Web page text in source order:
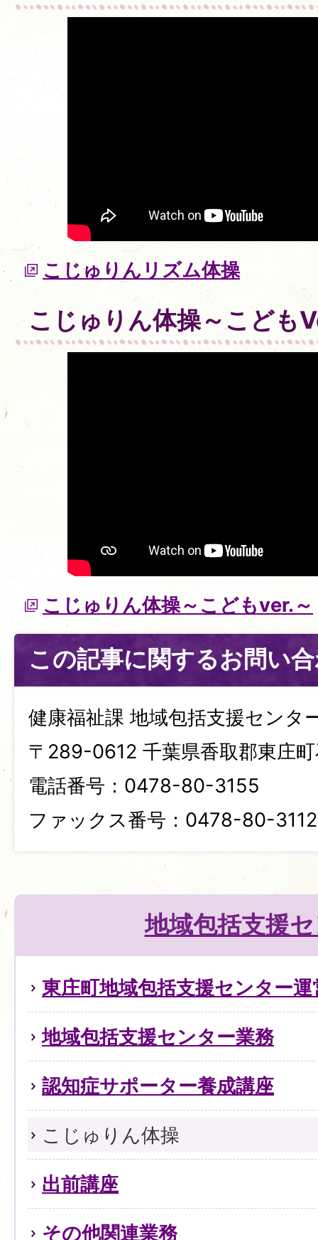
こじゅりんリズム体操
こじゅりん体操～こども
こじゅりん体操～こどもver.～
この記事に関するお問い
健康福祉課 地域包括支援センタ
〒289-0612 千葉県香取郡東庄
電話番号：0478-80-3155
ファックス番号：0478-80-3112
地域包括支援
東庄町地域包括支援センター運
地域包括支援センター業務
認知症サポーター養成講座
こじゅりん体操
出前講座
その他関連業務